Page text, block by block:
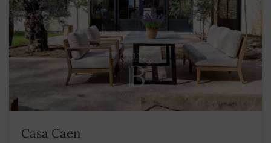
Casa Caen